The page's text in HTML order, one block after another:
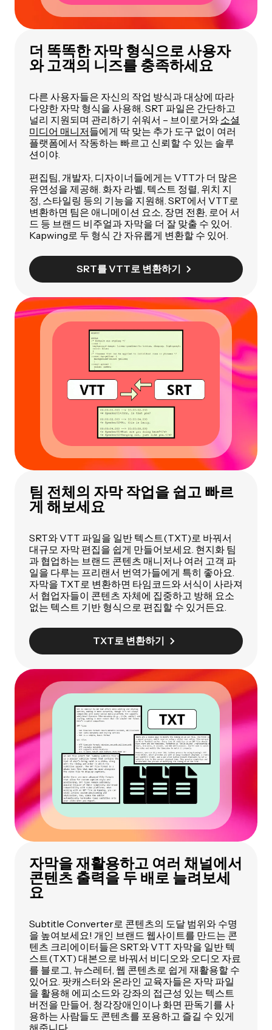
더 똑똑한 자막 형식으로 사용자
와 고객의 니즈를 충족하세요
다른 사용자들은 자신의 작업 방식과 대상에 따라
다양한 자막 형식을 사용해. SRT 파일은 간단하고
널리 지원되며 관리하기 쉬워서 – 브이로거와 소셜
미디어 매니저들에게 딱 맞는 추가 도구 없이 여러
플랫폼에서 작동하는 빠르고 신뢰할 수 있는 솔루
션이야.
편집팀, 개발자, 디자이너들에게는 VTT가 더 많은
유연성을 제공해. 화자 라벨, 텍스트 정렬, 위치 지
정, 스타일링 등의 기능을 지원해. SRT에서 VTT로
변환하면 팀은 애니메이션 요소, 장면 전환, 로어 서
드 등 브랜드 비주얼과 자막을 더 잘 맞출 수 있어.
Kapwing로 두 형식 간 자유롭게 변환할 수 있어.
SRT를 VTT로 변환하기
팀 전체의 자막 작업을 쉽고 빠르
게 해보세요
SRT와 VTT 파일을 일반 텍스트(TXT)로 바꿔서
대규모 자막 편집을 쉽게 만들어보세요. 현지화 팀
과 협업하는 브랜드 콘텐츠 매니저나 여러 고객 파
일을 다루는 프리랜서 번역가들에게 특히 좋아요.
자막을 TXT로 변환하면 타임코드와 서식이 사라져
서 협업자들이 콘텐츠 자체에 집중하고 방해 요소
없는 텍스트 기반 형식으로 편집할 수 있거든요.
TXT로 변환하기
자막을 재활용하고 여러 채널에서
콘텐츠 출력을 두 배로 늘려보세
요
Subtitle Converter로 콘텐츠의 도달 범위와 수명
을 높여보세요! 개인 브랜드 웹사이트를 만드는 콘
텐츠 크리에이터들은 SRT와 VTT 자막을 일반 텍
스트(TXT) 대본으로 바꿔서 비디오와 오디오 자료
를 블로그, 뉴스레터, 웹 콘텐츠로 쉽게 재활용할 수
있어요. 팟캐스터와 온라인 교육자들은 자막 파일
을 활용해 에피소드와 강좌의 접근성 있는 텍스트
버전을 만들어, 청각장애인이나 화면 판독기를 사
용하는 사람들도 콘텐츠를 포용하고 즐길 수 있게